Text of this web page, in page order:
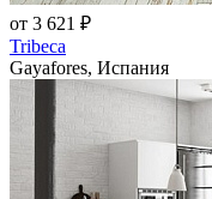
от 3 621 ₽
Tribeca
Gayafores, Испания